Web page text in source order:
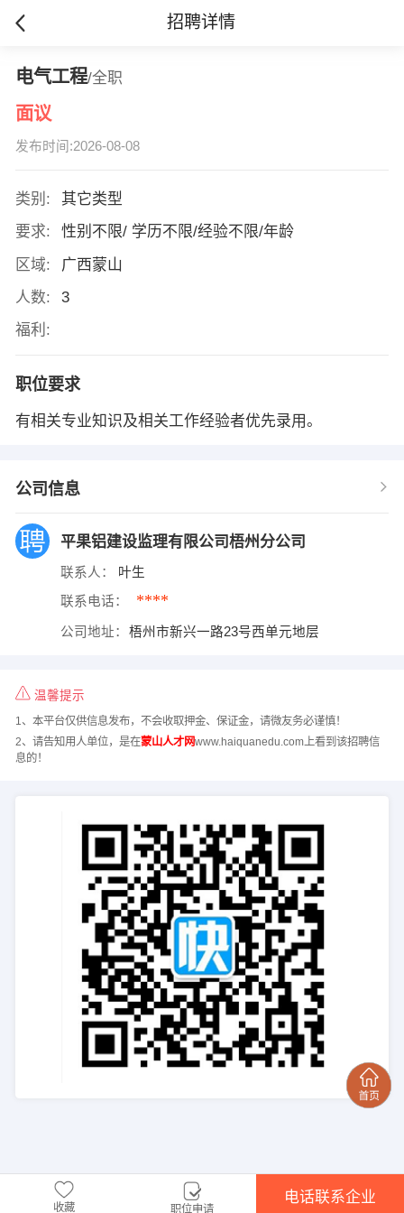
招聘详情
电气工程/全职
面议
发布时间:2026-08-08
类别:
其它类型
要求:
性别不限/ 学历不限/经验不限/年龄
区域:
广西蒙山
人数:
3
福利:
职位要求
有相关专业知识及相关工作经验者优先录用。
公司信息
平果铝建设监理有限公司梧州分公司
联系人： 叶生
联系电话： ****
公司地址： 梧州市新兴一路23号西单元地层
温馨提示
1、本平台仅供信息发布，不会收取押金、保证金，请微友务必谨慎！
2、请告知用人单位，是在蒙山人才网www.haiquanedu.com上看到该招聘信
息的！
收藏 职位申请
电话联系企业